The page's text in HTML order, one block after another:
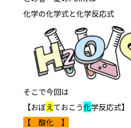
化学の化学式と化学反応式
そこで今回は
【おぼえておこう化学反応式】
【 酸化 】